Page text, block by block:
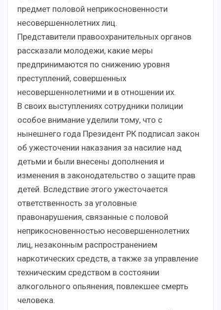
предмет половой неприкосновенности
несовершеннолетних лиц.
Представители правоохранительных органов
рассказали молодежи, какие меры
предпринимаются по снижению уровня
преступлений, совершенных
несовершеннолетними и в отношении их.
В своих выступлениях сотрудники полиции
особое внимание уделили тому, что с
нынешнего года Президент РК подписал закон
об ужесточении наказания за насилие над
детьми и были внесены дополнения и
изменения в законодательство о защите прав
детей. Вследствие этого ужесточается
ответственность за уголовные
правонарушения, связанные с половой
неприкосновенностью несовершеннолетних
лиц, незаконным распространением
наркотических средств, а также за управление
техническим средством в состоянии
алкогольного опьянения, повлекшее смерть
человека.